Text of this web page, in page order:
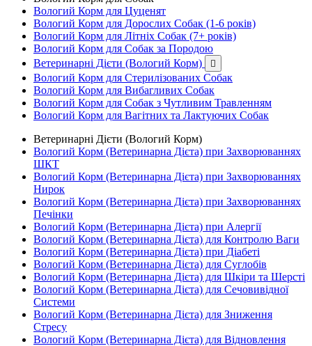
Вологий Корм для Цуценят
Вологий Корм для Дорослих Собак (1-6 років)
Вологий Корм для Літніх Собак (7+ років)
Вологий Корм для Собак за Породою
Ветеринарні Дієти (Вологий Корм)

Вологий Корм для Стерилізованих Собак
Вологий Корм для Вибагливих Собак
Вологий Корм для Собак з Чутливим Травленням
Вологий Корм для Вагітних та Лактуючих Собак
Ветеринарні Дієти (Вологий Корм)
Вологий Корм (Ветеринарна Дієта) при Захворюваннях
ШКТ
Вологий Корм (Ветеринарна Дієта) при Захворюваннях
Нирок
Вологий Корм (Ветеринарна Дієта) при Захворюваннях
Печінки
Вологий Корм (Ветеринарна Дієта) при Алергії
Вологий Корм (Ветеринарна Дієта) для Контролю Ваги
Вологий Корм (Ветеринарна Дієта) при Діабеті
Вологий Корм (Ветеринарна Дієта) для Суглобів
Вологий Корм (Ветеринарна Дієта) для Шкіри та Шерсті
Вологий Корм (Ветеринарна Дієта) для Сечовивідної
Системи
Вологий Корм (Ветеринарна Дієта) для Зниження
Стресу
Вологий Корм (Ветеринарна Дієта) для Відновлення